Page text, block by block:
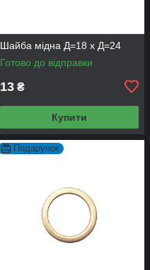
Шайба мідна Д=18 х Д=24
Готово до відправки
13 ₴
Купити
Подарунок